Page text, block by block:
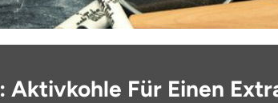
Aktivkohle Für Einen